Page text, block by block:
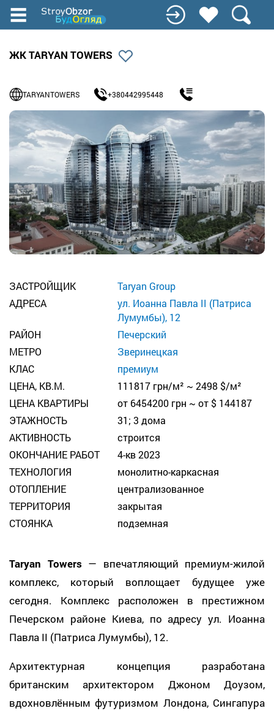
Перейти
содержанию
ЖК TARYAN TOWERS
TARYANTOWERS +380442995448
ЗАСТРОЙЩИК
Taryan Group
АДРЕСА
ул. Иоанна Павла ІІ (Патриса
Лумумбы), 12
РАЙОН
Печерский
МЕТРО
Зверинецкая
КЛАС
премиум
ЦЕНА, КВ.М.
111817 грн/м² ~ 2498 $/м²
ЦЕНА КВАРТИРЫ
от 6454200 грн ~ от $ 144187
ЭТАЖНОСТЬ
31; 3 дома
АКТИВНОСТЬ
строится
ОКОНЧАНИЕ РАБОТ
4-кв 2023
ТЕХНОЛОГИЯ
монолитно-каркасная
ОТОПЛЕНИЕ
централизованное
ТЕРРИТОРИЯ
закрытая
СТОЯНКА
подземная
Taryan Towers— впечатляющий премиум-жилой
комплекс, который воплощает будущее уже
сегодня. Комплекс расположен в престижном
Печерском районе Киева, по адресу ул. Иоанна
Павла II (Патриса Лумумбы), 12.
Архитектурная концепция разработана
британским архитектором Джоном Доузом,
вдохновлённым футуризмом Лондона, Сингапура